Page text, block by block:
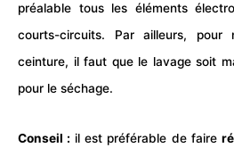
préalable tous les éléments
courts-circuits. Par ailleurs, pour
ceinture, il faut que le lavage soit
pour le séchage.
Conseil : il est préférable de faire